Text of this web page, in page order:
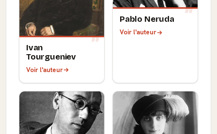
Ivan
Tourgueniev
Voir l'auteur
Pablo Neruda
Voir l'auteur